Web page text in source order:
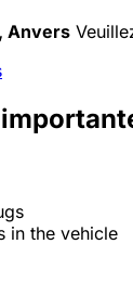
Anvers
in the vehicle